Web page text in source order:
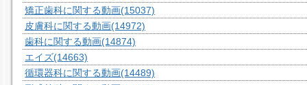
矯正歯科に関する動画(15037)
皮膚科に関する動画(14972)
歯科に関する動画(14874)
エイズ(14663)
循環器科に関する動画(14489)